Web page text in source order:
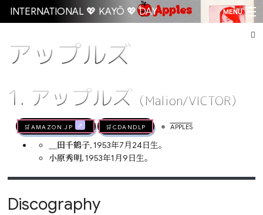
INTERNATIONAL 💖 KAYŌ 💖 DAY MENU
アップルズ
1. アップルズ （Malion/VICTOR）
🛒AMAZON.jp 🛒CDandLP • APPLES
＿田千鶴子, 1953年7月24日生。
小原秀明, 1953年1月9日生。
Discography